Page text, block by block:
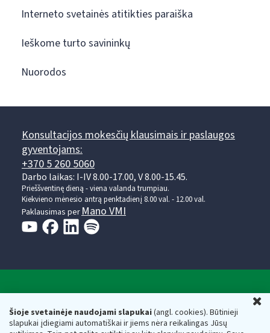
Šioje svetainėje naudojami slapukai(angl. cookies). Būtinieji
slapukai įdiegiami automatiškai ir jiems nėra reikalingas Jūsų
Interneto svetainės atitikties paraiška
Ieškome turto savininkų
Nuorodos
Konsultacijos mokesčių klausimais ir paslaugos
gyventojams:
+370 5 260 5060
Darbo laikas: I-IV 8.00-17.00, V 8.00-15.45.
Prieššventinę dieną - viena valanda trumpiau.
Kiekvieno mėnesio antrą penktadienį 8.00 val. - 12.00 val.
Paklausimas perMano VMI
Valstybinė mokesčių inspekcija prie Lietuvos
Respublikos finansų ministerijos